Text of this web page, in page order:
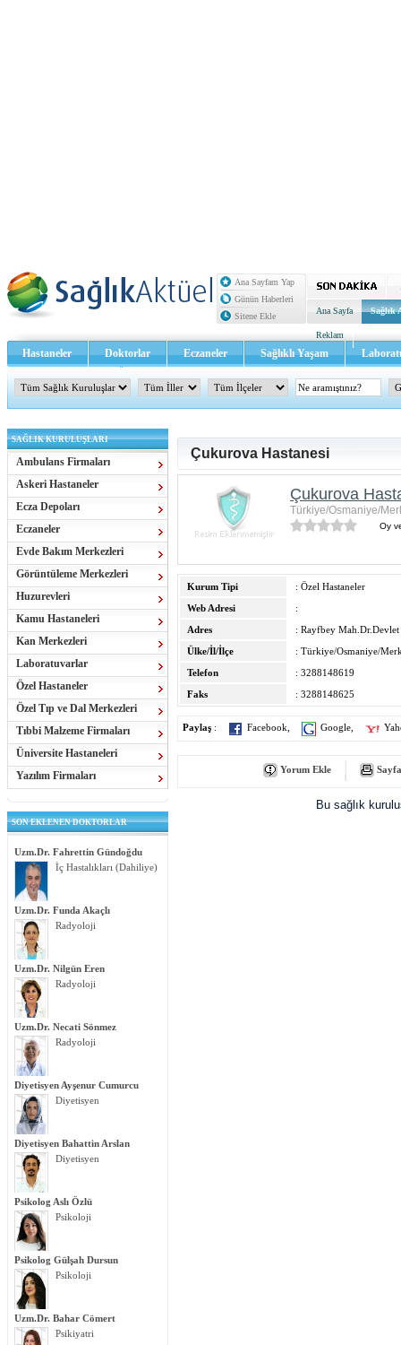
Ana Sayfam Yap
Günün Haberleri
Sitene Ekle
Ana Sayfa Sağlık
Reklam
Hastaneler Doktorlar Eczaneler Sağlıklı Yaşam
Sağlık TV - Video İletişim
SAĞLIK KURULUŞLARI
Ambulans Firmaları
Askeri Hastaneler
Ecza Depoları
Eczaneler
Evde Bakım Merkezleri
Görüntüleme Merkezleri
Huzurevleri
Kamu Hastaneleri
Kan Merkezleri
Laboratuvarlar
Özel Hastaneler
Özel Tıp ve Dal Merkezleri
Tıbbi Malzeme Firmaları
Üniversite Hastaneleri
Yazılım Firmaları
SON EKLENEN DOKTORLAR
Uzm.Dr. Fahrettin Gündoğdu
İç Hastalıkları (Dahiliye)
Uzm.Dr. Funda Akaçlı
Radyoloji
Uzm.Dr. Nilgün Eren
Radyoloji
Uzm.Dr. Necati Sönmez
Radyoloji
Diyetisyen Ayşenur Cumurcu
Diyetisyen
Diyetisyen Bahattin Arslan
Diyetisyen
Psikolog Aslı Özlü
Psikoloji
Psikolog Gülşah Dursun
Psikoloji
Uzm.Dr. Bahar Cömert
Psikiyatri
Çukurova Hastanesi
Çukurova
Türkiye/Osmaniye/
Oy
Kurum Tipi
: Özel Hastaneler
Web Adresi
:
Adres
: Rayfbey
Ülke/İl/İlçe
: Türkiye/Osmaniye/
Telefon
: 3288148619
Faks
: 3288148625
Paylaş : Facebook Google
Yorum Ekle
Bu sağlık